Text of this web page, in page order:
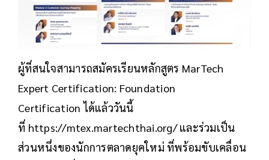
ผู้ที่สนใจสามารถสมัครเรียนหลักสูตร MarTech
Expert Certification: Foundation
Certification ได้แล้ววันนี้
ที่ https://mtex.martechthai.org/ และร่วมเป็น
ส่วนหนึ่งของนักการตลาดยุคใหม่ ที่พร้อมขับเคลื่อน